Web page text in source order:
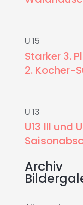
U 15
Starker 3.
2. Kocher-
U 13
U13 III und
Archiv